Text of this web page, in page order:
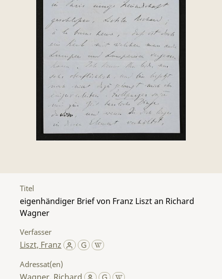
Titel
eigenhändiger Brief von Franz Liszt an Richard
Wagner
Verfasser
Liszt, Franz
Adressat(en)
Wagner, Richard